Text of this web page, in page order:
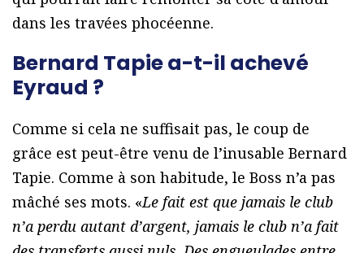
dans les travées phocéenne.
Bernard Tapie a-t-il achevé
Eyraud ?
Comme si cela ne suffisait pas, le coup de
grâce est peut-être venu de l’inusable Bernard
Tapie. Comme à son habitude, le Boss n’a pas
mâché ses mots. «Le fait est que jamais le club
n’a perdu autant d’argent, jamais le club n’a fait